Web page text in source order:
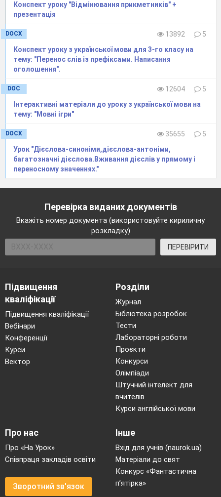
Конспект уроку "Відмінювання прикметників" +
презентація
DOCX 13892
5
Конспект уроку з української мови для 3-го класу на
тему: "Перенос слів із префіксами. Написання
оголошення".
DOC 12604
5
Інтерактивні матеріали до уроку з української мови на
тему: "Мовні ігри"
DOCX 35655
5
Урок "Дієслова-синоніми,дієслова-антоніми,
багатозначні дієслова.Вживання дієслів у прямому і
переносному значеннях."
Перевірка виданих документів
Вкажіть номер документа (використовуйте кириличну
розкладку)
ПЕРЕВІРИТИ
Підвищення
кваліфікації
Підвищення кваліфікації
Вебінари
Конференції
Курси
Вектор
Розділи
Журнал
Бібліотека розробок
Тести
Лабораторні роботи
Проєкти
Конкурси
Олімпіади
Штучний інтелект для
вчителів
Курси англійської мови
Про нас
Про «На Урок»
Співпраця закладів освіти
Зворотний зв'язок
Інше
Вхід для учнів (naurok.ua)
Матеріали до свят
Конкурс «Фантастична
п’ятірка»